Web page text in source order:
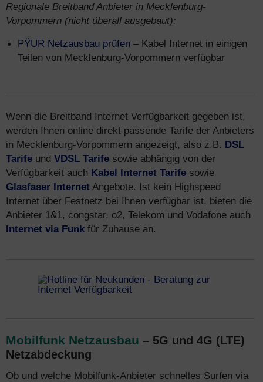
Regionale Breitband Anbieter in Mecklenburg-
Vorpommern (nicht überall ausgebaut):
PŸUR Netzausbau prüfen – Kabel Internet in einigen
Teilen von Mecklenburg-Vorpommern verfügbar
Wenn die Breitband Internet Verfügbarkeit gegeben ist,
werden Ihnen online direkt passende Tarife der Anbieters
in Mecklenburg-Vorpommern angezeigt, also z.B. DSL
Tarife und VDSL Tarife sowie abhängig von der
Verfügbarkeit auch Kabel Internet Tarife sowie
Glasfaser Internet Angebote. Ist kein Highspeed
Internet über Festnetz bei Ihnen verfügbar ist, bieten die
Anbieter 1&1, congstar, o2, Telekom und Vodafone auch
Internet via Funk für Zuhause an.
Mobilfunk Netzausbau – 5G und 4G (LTE)
Netzabdeckung
Ob und welche Mobilfunk-Anbieter schnelles Surfen via